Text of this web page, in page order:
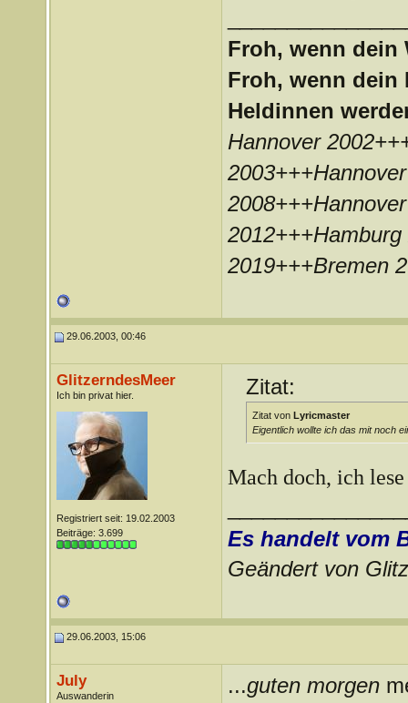
Froh, wenn dein
Froh, wenn dein
Heldinnen
Hannover
2019+++Bremen
29.06.2003, 00:46
GlitzerndesMeer
Ich bin privat hier.
Registriert seit: 19.02.2003
Beiträge: 3.699
Zitat:
Zitat von Lyricmaster
Eigentlich wollte ich das mit noch
Mach doch, ich
Es handelt vom
Geändert von
29.06.2003, 15:06
July
Auswanderin ...guten morgen